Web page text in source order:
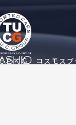
ＰＫＧ コスモス